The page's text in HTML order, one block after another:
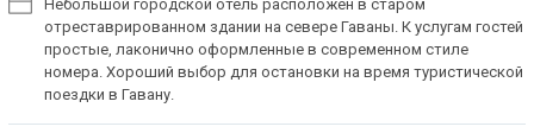
Небольшой городской отель расположен в старом
отреставрированном здании на севере Гаваны. К услугам гостей
простые, лаконично оформленные в современном стиле
номера. Хороший выбор для остановки на время туристической
поездки в Гавану.